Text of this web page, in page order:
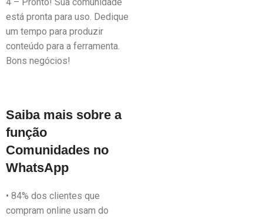
está pronta para uso. Dedique
um tempo para produzir
conteúdo para a ferramenta.
Bons negócios!
Saiba mais sobre a
função
Comunidades no
WhatsApp
• 84% dos clientes que
compram online usam do